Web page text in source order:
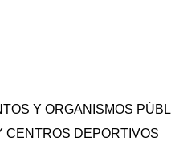
Y ORGANISMOS
CENTROS DEPORTIVOS